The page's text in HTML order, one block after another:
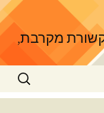
מקרבת,
חיפוש: